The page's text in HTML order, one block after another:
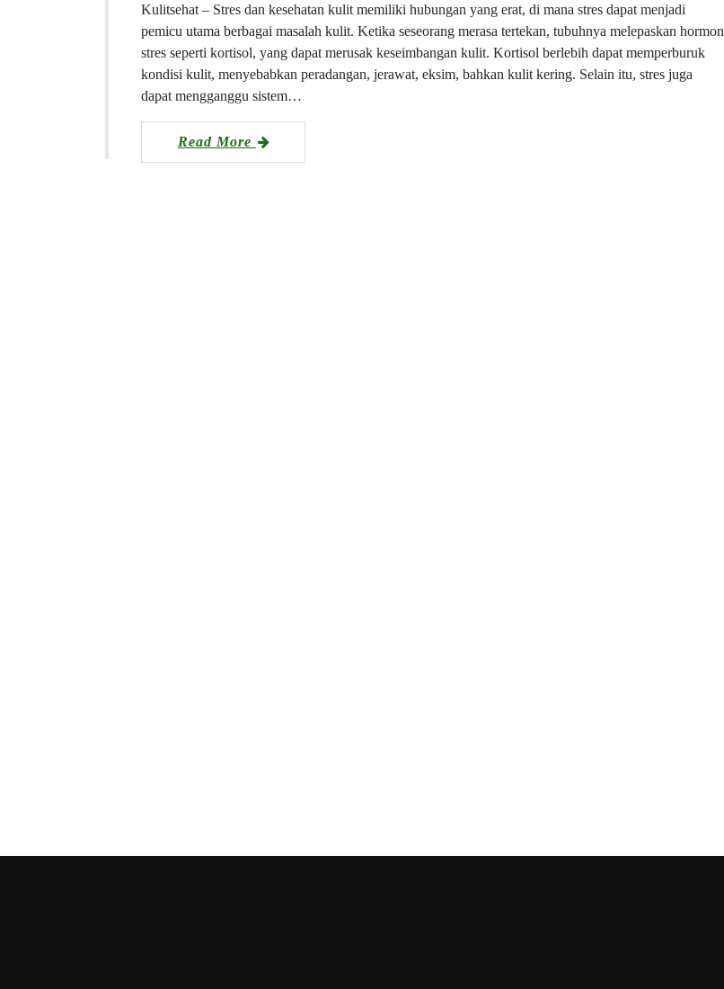
Kulitsehat – Stres dan kesehatan kulit memiliki hubungan yang erat, di mana stres dapat menjadi
pemicu utama berbagai masalah kulit. Ketika seseorang merasa tertekan, tubuhnya melepaskan hormon
stres seperti kortisol, yang dapat merusak keseimbangan kulit. Kortisol berlebih dapat memperburuk
kondisi kulit, menyebabkan peradangan, jerawat, eksim, bahkan kulit kering. Selain itu, stres juga
dapat mengganggu sistem…
Read More